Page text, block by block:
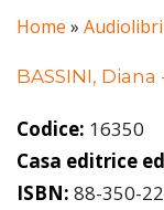
Home » Audiolibri
BASSINI, Diana
Codice: 16350
Casa editrice
ISBN: 88-350-